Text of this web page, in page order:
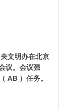
文明办在北京
议。会议强
AB ）任务。